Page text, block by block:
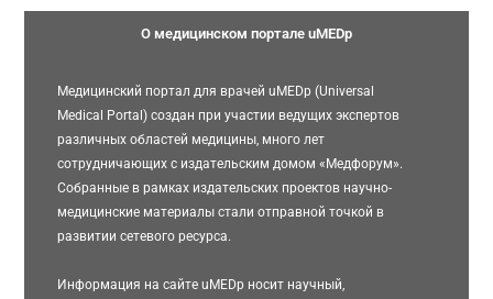
О медицинском портале uMEDp
Медицинский портал для врачей uMEDp (Universal
Medical Portal) создан при участии ведущих экспертов
различных областей медицины, много лет
сотрудничающих с издательским домом «Медфорум».
Собранные в рамках издательских проектов научно-
медицинские материалы стали отправной точкой в
развитии сетевого ресурса.
Информация на сайте uMEDp носит научный,